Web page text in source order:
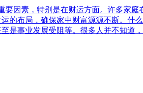
因素，特别是在财运方面。许多家
的布局，确保家中财富源源不断。什
是事业发展受阻等。很多人并不知道，